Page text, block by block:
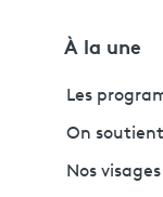
À la une
Les
On soutient
Nos visages